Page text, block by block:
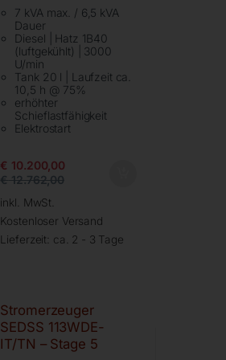
7 kVA max. / 6,5 kVA
Dauer
Diesel | Hatz 1B40
(luftgekühlt) | 3000
U/min
Tank 20 l | Laufzeit ca.
10,5 h @ 75%
erhöhter
Schieflastfähigkeit
Elektrostart
€ 10.200,00
€12.762,00
inkl. MwSt.
Kostenloser Versand
Lieferzeit: ca. 2 - 3 Tage
Stromerzeuger
SEDSS 113WDE-
IT/TN – Stage 5